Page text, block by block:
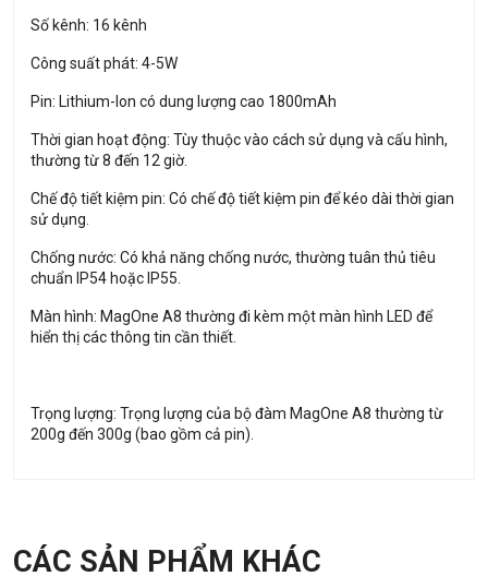
Số kênh: 16 kênh
Công suất phát: 4-5W
Pin: Lithium-Ion có dung lượng cao 1800mAh
Thời gian hoạt động: Tùy thuộc vào cách sử dụng và cấu hình,
thường từ 8 đến 12 giờ.
Chế độ tiết kiệm pin: Có chế độ tiết kiệm pin để kéo dài thời gian
sử dụng.
Chống nước: Có khả năng chống nước, thường tuân thủ tiêu
chuẩn IP54 hoặc IP55.
Màn hình: MagOne A8 thường đi kèm một màn hình LED để
hiển thị các thông tin cần thiết.
Trọng lượng: Trọng lượng của bộ đàm MagOne A8 thường từ
200g đến 300g (bao gồm cả pin).
CÁC SẢN PHẨM KHÁC